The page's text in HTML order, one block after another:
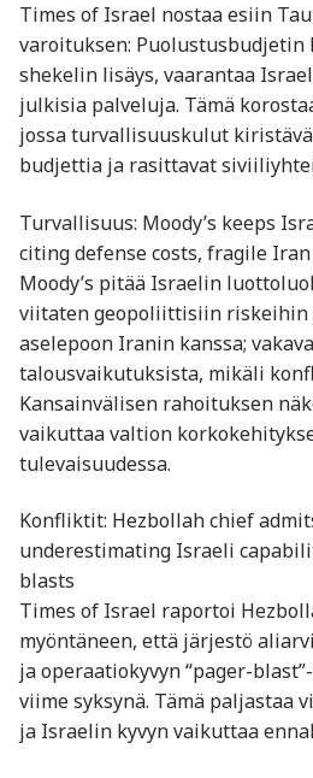
Times of Israel nostaa esiin
varoituksen: Puolustusbudjetin
shekelin lisäys, vaarantaa
julkisia palveluja. Tämä
jossa turvallisuuskulut
budjettia ja rasittavat
Turvallisuus: Moody’s keeps
citing defense costs, fragile
Moody’s pitää Israelin
viitaten geopoliittisiin riskeihin
aselepoon Iranin kanssa;
talousvaikutuksista, mikäli
Kansainvälisen rahoituksen
vaikuttaa valtion
tulevaisuudessa.
Konfliktit: Hezbollah chief
underestimating Israeli
blasts
Times of Israel raportoi
myöntäneen, että järjestö
ja operaatiokyvyn “pager-
viime syksynä. Tämä paljastaa
ja Israelin kyvyn vaikuttaa